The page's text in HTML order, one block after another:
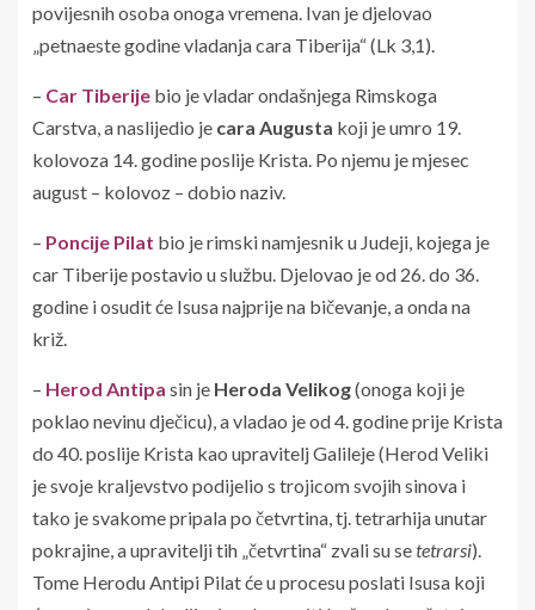
povijesnih osoba onoga vremena. Ivan je djelovao
„petnaeste godine vladanja cara Tiberija“ (Lk 3,1).
– Car Tiberije bio je vladar ondašnjega Rimskoga
Carstva, a naslijedio je cara Augusta koji je umro 19.
kolovoza 14. godine poslije Krista. Po njemu je mjesec
august – kolovoz – dobio naziv.
– Poncije Pilat bio je rimski namjesnik u Judeji, kojega je
car Tiberije postavio u službu. Djelovao je od 26. do 36.
godine i osudit će Isusa najprije na bičevanje, a onda na
križ.
– Herod Antipa sin je Heroda Velikog(onoga koji je
poklao nevinu dječicu), a vladao je od 4. godine prije Krista
do 40. poslije Krista kao upravitelj Galileje (Herod Veliki
je svoje kraljevstvo podijelio s trojicom svojih sinova i
tako je svakome pripala po četvrtina, tj. tetrarhija unutar
pokrajine, a upravitelji tih „četvrtina“ zvali su setetrarsi).
Tome Herodu Antipi Pilat će u procesu poslati Isusa koji